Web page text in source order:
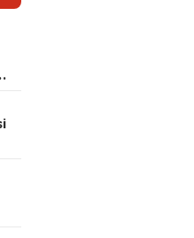
Smartphone
Tinggi dengan